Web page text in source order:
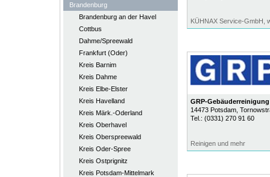
Brandenburg
Brandenburg an der Havel
Cottbus
Dahme/Spreewald
Frankfurt (Oder)
Kreis Barnim
Kreis Dahme
Kreis Elbe-Elster
Kreis Havelland
Kreis Märk.-Oderland
Kreis Oberhavel
Kreis Oberspreewald
Kreis Oder-Spree
Kreis Ostprignitz
Kreis Potsdam-Mittelmark
KÜHNAX Service-GmbH,
GRP-
14473 Potsdam,
Tel.: (0331) 270 91 60
Reinigen und mehr